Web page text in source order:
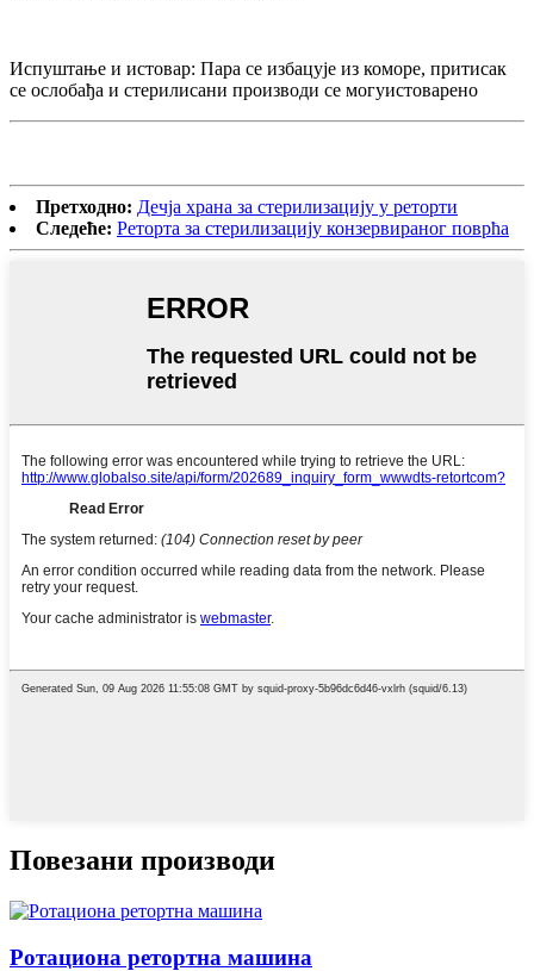
Испуштање и истовар: Пара се избацује из коморе, притисак
се ослобађа и стерилисани производи се могуистоварено
Претходно: Дечја храна за стерилизацију у реторти
Следеће: Реторта за стерилизацију конзервираног поврћа
Повезани производи
Ротациона ретортна машина